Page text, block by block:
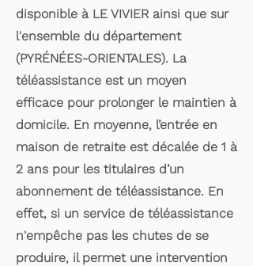
disponible à LE VIVIER ainsi que sur
l'ensemble du département
(PYRÉNÉES-ORIENTALES). La
téléassistance est un moyen
efficace pour prolonger le maintien à
domicile. En moyenne, l’entrée en
maison de retraite est décalée de 1 à
2 ans pour les titulaires d’un
abonnement de téléassistance. En
effet, si un service de téléassistance
n'empêche pas les chutes de se
produire, il permet une intervention